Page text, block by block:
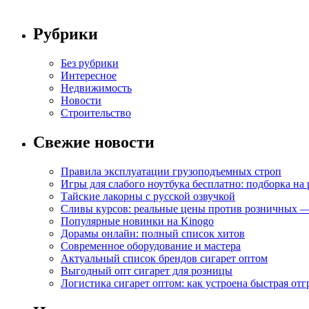
Рубрики
Без рубрики
Интересное
Недвижимость
Новости
Строительство
Свежие новости
Правила эксплуатации грузоподъемных строп
Игры для слабого ноутбука бесплатно: подборка на
Тайские лакорны с русской озвучкой
Сливы курсов: реальные цены против розничных
Популярные новинки на Kinogo
Дорамы онлайн: полный список хитов
Современное оборудование и мастера
Актуальный список брендов сигарет оптом
Выгодный опт сигарет для розницы
Логистика сигарет оптом: как устроена быстрая